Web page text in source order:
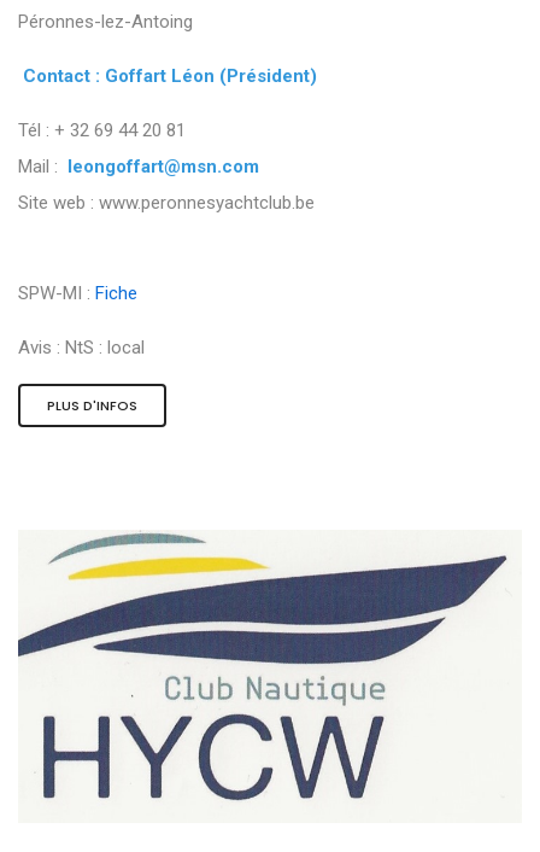
Péronnes-lez-Antoing
Contact : Goffart Léon (Président)
Tél : + 32 69 44 20 81
Mail : leongoffart@msn.com
Site web : www.peronnesyachtclub.be
SPW-MI : Fiche
Avis : NtS : local
PLUS D'INFOS